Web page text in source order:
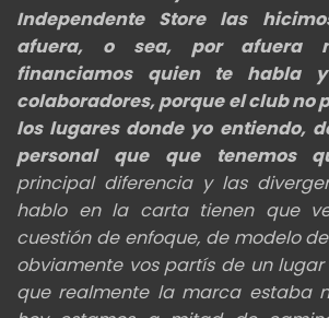
Independente Store las
afuera, o sea, por afuera
financiamos quien te habla
colaboradores, porque el club no
los lugares donde yo entiendo,
personal que que tenemos
principal diferencia y las
hablo en la carta tienen que
cuestión de enfoque, de modelo
obviamente vos partís de un
que realmente la marca estaba